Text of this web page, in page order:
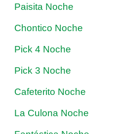
Paisita Noche
Chontico Noche
Pick 4 Noche
Pick 3 Noche
Cafeterito Noche
La Culona Noche